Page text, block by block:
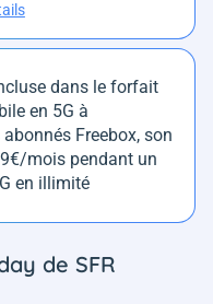
dans le forfait
en 5G à
Freebox, son
mois pendant un
en illimité
de SFR